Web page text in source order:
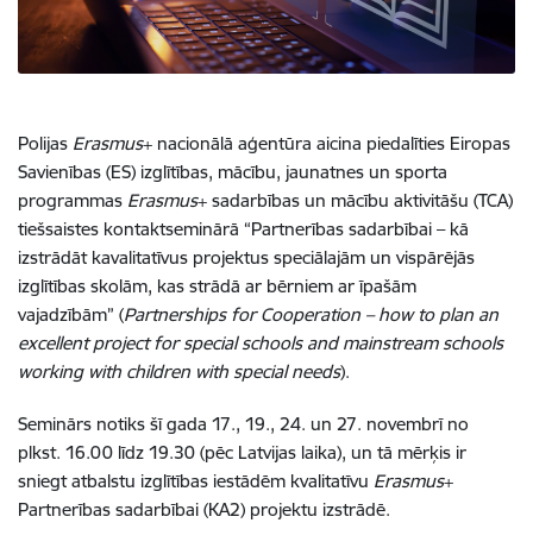
Polijas Erasmus+ nacionālā aģentūra aicina piedalīties Eiropas
Savienības (ES) izglītības, mācību, jaunatnes un sporta
programmas Erasmus+ sadarbības un mācību aktivitāšu (TCA)
tiešsaistes kontaktseminārā “Partnerības sadarbībai – kā
izstrādāt kavalitatīvus projektus speciālajām un vispārējās
izglītības skolām, kas strādā ar bērniem ar īpašām
vajadzībām” (Partnerships for Cooperation – how to plan an
excellent project for special schools and mainstream schools
working with children with special needs).
Seminārs notiks šī gada 17., 19., 24. un 27. novembrī no
plkst. 16.00 līdz 19.30 (pēc Latvijas laika), un tā mērķis ir
sniegt atbalstu izglītības iestādēm kvalitatīvu Erasmus+
Partnerības sadarbībai (KA2) projektu izstrādē.